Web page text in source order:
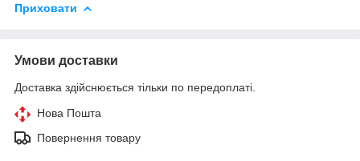
Приховати
Умови доставки
Доставка здійснюється тільки по передоплаті.
Нова Пошта
Повернення товару